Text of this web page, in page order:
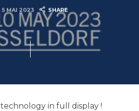
5 MAI 2023 SHARE
technology in full display !